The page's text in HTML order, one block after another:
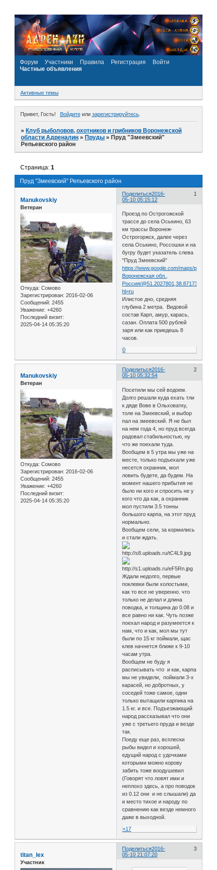
Форум Участники Правила Регистрация
Войти
Частные объявления
Активные темы
Привет, Гость! Войдитеили зарегистрируйтесь.
»Клуб рыболовов, охотников и грибников Воронежской
области Адреналин »Пруды »Пруд "Змеевский"
Репьевского район
Пруд "Змеевский" Репьевского район
Страница:1
Поделиться 1
2016-
05-10 05:15:12
Manukovskiy
Ветеран
Откуда: Сомово
Зарегистрирован: 2016-02-06
Сообщений: 2455
Уважение: +4260
Последний визит:
2025-04-14 05:35:20
Проезд по Острогожской
трассе до села Оськино, 63
км трассы Воронеж-
Острогоржск, далее через
села Оськино, Россошки и на
бугру будет указатель слева
"Пруд Змеевский"
https://www.google.com/maps/place/
Воронежская обл.,
Россия/
hl=ru
Илистое дно, средняя
глубина 2 метра. Видовой
состав Карп, амур, карась,
сазан. Оплата 500 рублей
заря или как приедешь 8
часов.
0
Поделиться 2
2016-
05-10 05:32:54
Manukovskiy
Ветеран
Откуда: Сомово
Зарегистрирован: 2016-02-06
Сообщений: 2455
Уважение: +4260
Последний визит:
2025-04-14 05:35:20
Посетили мы сей водоем.
Долго решали куда ехать тли
к дяде Вове в Ольховатку,
толе на Змеевский, и выбор
пал на змеевский. Я не был
на нем года 4, но пруд всегда
радовал стабильностью, ну
что же поехали туда.
Вообщем в 5 утра мы уже на
месте, только подъехали уже
несется охранник, мол
ловить будете, да будем. На
момент нашего прибытия не
было ни кого и спросить не у
кого что да как, а охранник
мол пустили 3.5 тонны
большого карпа, на этот пруд
нормально.
Вообщем сели, за кормились
и стали ждать.
Ждали недолго, первые
поклевки были холостыми,
как то все не уверенно. что
только не делал и длина
поводка, и толщина до 0.08 и
все равно ни как. Чуть позже
поехал народ и разумеется к
нам, что и как, мол мы тут
были по 15 кг поймали, щас
клев начнется ближе к 9-10
часам утра.
Вообщем не буду я
расписывать что и как, карпа
мы не увидели, поймали 3-х
карасей, но добротных, у
соседей тоже самое, одни
только вытащили карпика на
1.5 кг. и все. Подъезжающий
народ рассказывал что они
уже с третьего пруда и везде
так.
Поеду еще раз, всплески
рыбы видел и хорошей,
едущий народ с удочками
которыми можно корову
забить тоже воодушевил
(Говорят что ловят ими и
неплохо здесь, а про поводок
из 0.12 они и не слышали) да
и место тихое и народу по
сравнению как везде немного
даже в выходной.
+17
Поделиться 3
2016-
05-10 21:07:20
titan_lex
Участник